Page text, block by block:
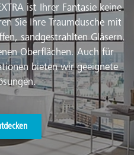
ist Ihrer Fantasie keine
Sie Ihre Traumdusche mit
sandgestrahlten Gläsern,
Oberflächen. Auch für
bieten wir geeignete